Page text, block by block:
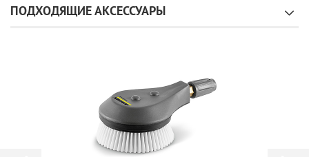
ПОДХОДЯЩИЕ АКСЕССУАРЫ